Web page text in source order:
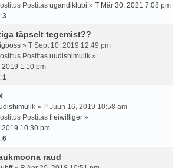
Postitas ugandiklubi » T Mär 30, 2021 7:08 pm
3
täpselt tegemist??
» T Sept 10, 2019 12:49 pm
Postitas uudishimulik »
2019 1:10 pm
1
» P Juun 16, 2019 10:58 am
Postitas freiwilliger »
2019 10:30 pm
6
raud